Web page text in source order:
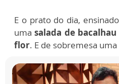
E o prato do dia,
umasalada de
flor. E de sobremesa uma